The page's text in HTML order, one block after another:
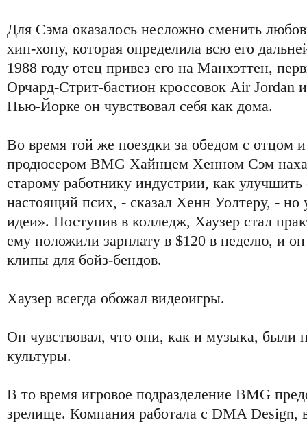
Для Сэма оказалось несложно сменить
хип-хопу, которая определила всю его
1988 году отец привез его на Манхэттен,
Орчард-Стрит-бастион кроссовок Air Jordan
Нью-Йорке он чувствовал себя как дома.
Во время той же поездки за обедом с отцом
продюсером BMG Хайнцем Хенном Сэм
старому работнику индустрии, как
настоящий псих, - сказал Хенн Уолтеру, - но
идеи». Поступив в колледж, Хаузер стал
ему положили зарплату в $120 в неделю, и
клипы для бойз-бендов.
Хаузер всегда обожал видеоигры.
Он чувствовал, что они, как и музыка, были
культуры.
В то время игровое подразделение BMG
зрелище. Компания работала с DMA Design,